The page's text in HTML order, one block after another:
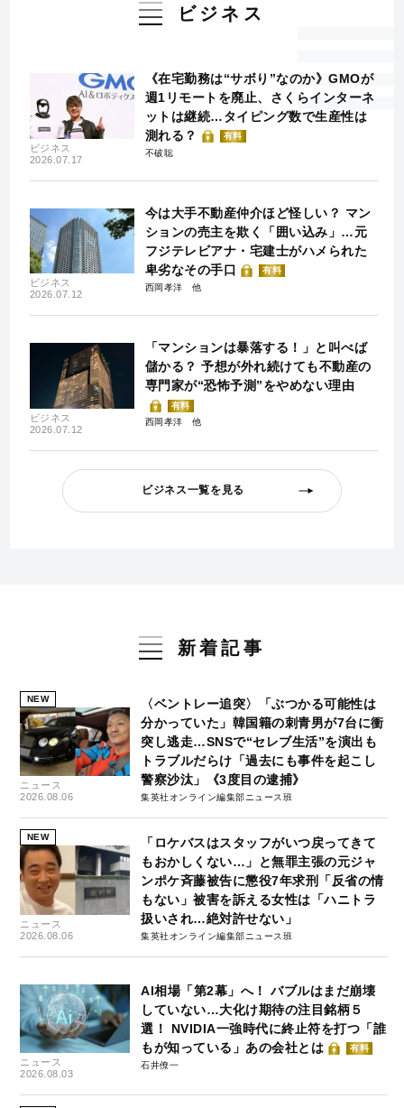
ビジネス
ビジネス
2026.07.17
《在宅勤務は“サボり”なのか》GMOが
週1リモートを廃止、さくらインターネ
ットは継続…タイピング数で生産性は
測れる？
有料
不破聡
ビジネス
2026.07.12
今は大手不動産仲介ほど怪しい？ マン
ションの売主を欺く「囲い込み」…元
フジテレビアナ・宅建士がハメられた
卑劣なその手口
有料
西岡孝洋
ビジネス
2026.07.12
「マンションは暴落する！」と叫べば
儲かる？ 予想が外れ続けても不動産の
専門家が“恐怖予測”をやめない理由
有料
西岡孝洋
ビジネス一覧を見る
新着記事
NEW
ニュース
2026.08.06
〈ベントレー追突〉「ぶつかる可能性は
分かっていた」韓国籍の刺青男が7台に衝
突し逃走…SNSで“セレブ生活”を演出も
トラブルだらけ「過去にも事件を起こし
警察沙汰」《3度目の逮捕》
集英社オンライン編集部ニュース班
NEW
ニュース
2026.08.06
「ロケバスはスタッフがいつ戻ってきて
もおかしくない…」と無罪主張の元ジャ
ンポケ斉藤被告に懲役7年求刑「反省の情
もない」被害を訴える女性は「ハニトラ
扱いされ…絶対許せない」
集英社オンライン編集部ニュース班
ニュース
2026.08.03
AI相場「第2幕」へ！ バブルはまだ崩壊
していない…大化け期待の注目銘柄５
選！ NVIDIA一強時代に終止符を打つ「誰
もが知っている」あの会社とは
有料
石井僚一